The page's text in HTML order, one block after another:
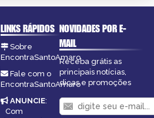
LINKS RÁPIDOS
Sobre
EncontraSantoAmaro
Fale com o
EncontraSantoAmaro
ANUNCIE:
Com
NOVIDADES POR E-
MAIL
Receba grátis as
principais notícias,
dicas e promoções